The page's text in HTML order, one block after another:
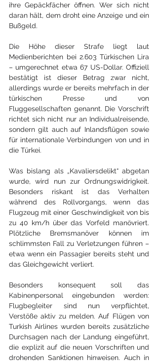
ihre Gepäckfächer öffnen. Wer sich nicht
daran hält, dem droht eine Anzeige und ein
Bußgeld.
Die Höhe dieser Strafe liegt laut
Medienberichten bei 2.603 Türkischen Lira
– umgerechnet etwa 67 US-Dollar. Offiziell
bestätigt ist dieser Betrag zwar nicht,
allerdings wurde er bereits mehrfach in der
türkischen Presse und von
Fluggesellschaften genannt. Die Vorschrift
richtet sich nicht nur an Individualreisende,
sondern gilt auch auf Inlandsflügen sowie
für internationale Verbindungen von und in
die Türkei.
Was bislang als „Kavaliersdelikt“ abgetan
wurde, wird nun zur Ordnungswidrigkeit.
Besonders riskant ist das Verhalten
während des Rollvorgangs, wenn das
Flugzeug mit einer Geschwindigkeit von bis
zu 40 km/h über das Vorfeld manövriert.
Plötzliche Bremsmanöver können im
schlimmsten Fall zu Verletzungen führen –
etwa wenn ein Passagier bereits steht und
das Gleichgewicht verliert.
Besonders konsequent soll das
Kabinenpersonal eingebunden werden:
Flugbegleiter sind nun verpflichtet,
Verstöße aktiv zu melden. Auf Flügen von
Turkish Airlines wurden bereits zusätzliche
Durchsagen nach der Landung eingeführt,
die explizit auf die neuen Vorschriften und
drohenden Sanktionen hinweisen. Auch in